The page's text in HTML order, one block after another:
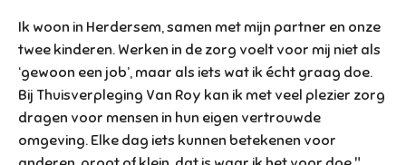
Ik woon in Herdersem, samen met mijn partner en onze
twee kinderen. Werken in de zorg voelt voor mij niet als
‘gewoon een job’, maar als iets wat ik écht graag doe.
Bij Thuisverpleging Van Roy kan ik met veel plezier zorg
dragen voor mensen in hun eigen vertrouwde
omgeving. Elke dag iets kunnen betekenen voor